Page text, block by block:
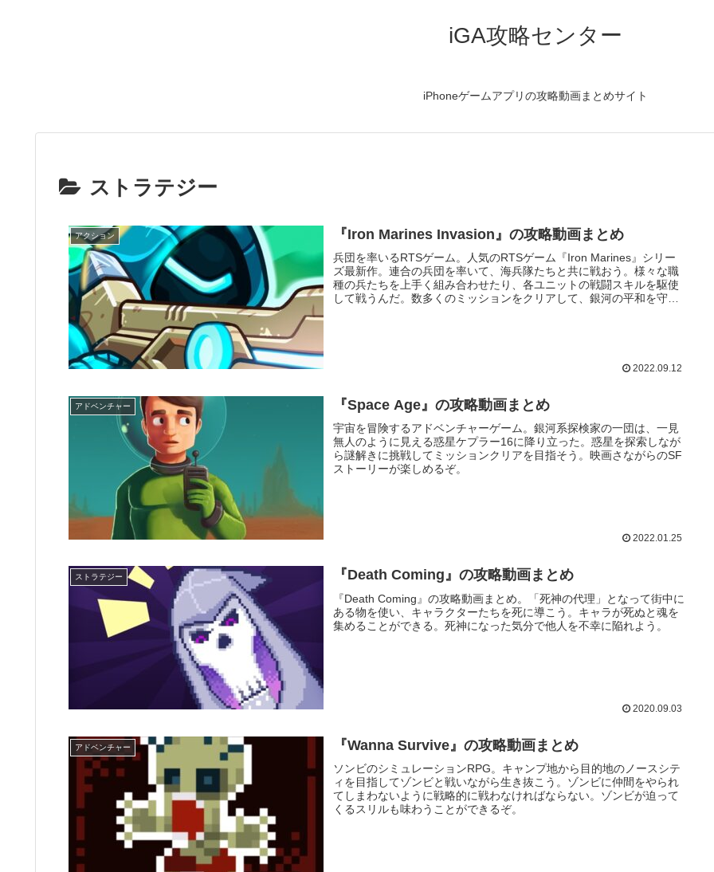
iGA攻略センター
iPhoneゲームアプリの攻略動画まとめサイト
ストラテジー
アクション 『Iron Marines Invasion』の攻略動画まとめ
兵団を率いるRTSゲーム。人気のRTSゲーム『Iron Marines』シリー
ズ最新作。連合の兵団を率いて、海兵隊たちと共に戦おう。様々な職
種の兵たちを上手く組み合わせたり、各ユニットの戦闘スキルを駆使
して戦うんだ。数多くのミッションをクリアして、銀河の平和を守ろ
2022.09.12
アドベンチャー 『Space Age』の攻略動画まとめ
宇宙を冒険するアドベンチャーゲーム。銀河系探検家の一団は、一見
無人のように見える惑星ケプラー16に降り立った。惑星を探索しなが
ら謎解きに挑戦してミッションクリアを目指そう。映画さながらのSF
ストーリーが楽しめるぞ。
2022.01.25
ストラテジー 『Death Coming』の攻略動画まとめ
『Death Coming』の攻略動画まとめ。「死神の代理」となって街中に
ある物を使い、キャラクターたちを死に導こう。キャラが死ぬと魂を
集めることができる。死神になった気分で他人を不幸に陥れよう。
2020.09.03
アドベンチャー 『Wanna Survive』の攻略動画まとめ
ソンビのシミュレーションRPG。キャンプ地から目的地のノースシテ
ィを目指してゾンビと戦いながら生き抜こう。ゾンビに仲間をやられ
てしまわないように戦略的に戦わなければならない。ゾンビが迫って
くるスリルも味わうことができるぞ。